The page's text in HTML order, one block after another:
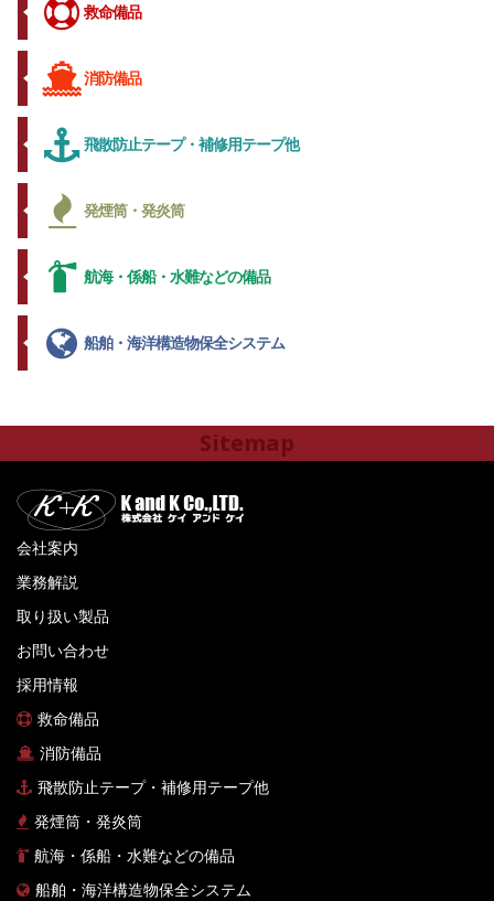
救命備品
消防備品
飛散防止テープ・補修用テープ他
発煙筒・発炎筒
航海・係船・水難などの備品
船舶・海洋構造物保全システム
Sitemap
会社案内
業務解説
取り扱い製品
お問い合わせ
採用情報
救命備品
消防備品
飛散防止テープ・補修用テープ他
発煙筒・発炎筒
航海・係船・水難などの備品
船舶・海洋構造物保全システム